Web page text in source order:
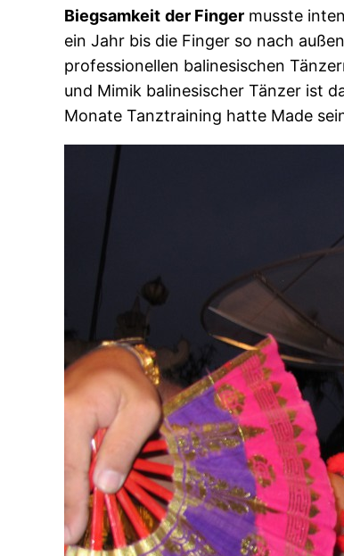
Biegsamkeit der Finger musste
ein Jahr bis die Finger so nach
professionellen balinesischen
und Mimik balinesischer Tänzer ist
Monate Tanztraining hatte Made